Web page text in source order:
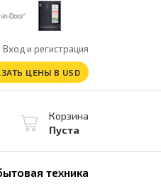
Вход и регистрация
ЦЕНЫ В USD
Корзина
Пуста
техника